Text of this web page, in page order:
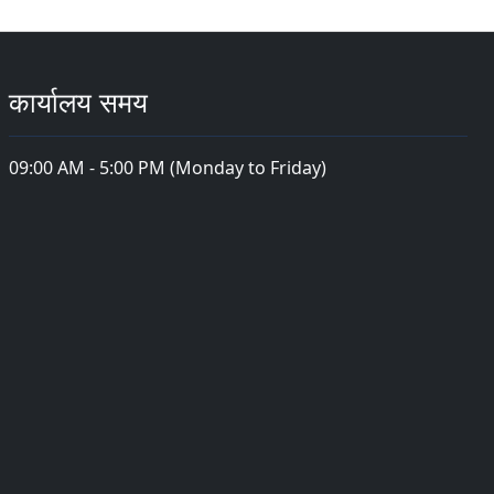
कार्यालय समय
09:00 AM - 5:00 PM (Monday to Friday)